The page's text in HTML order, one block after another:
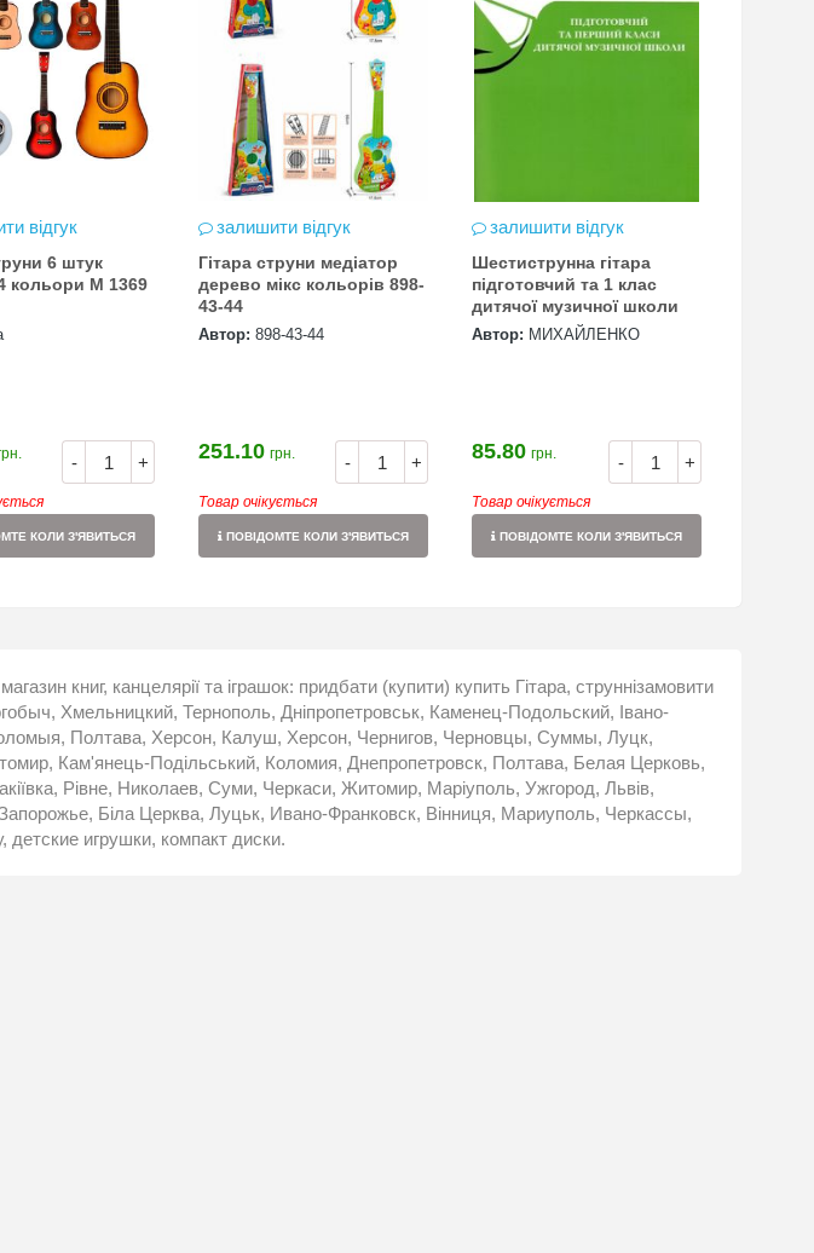
книг, канцелярії та іграшок: придбати (купити) купить Гітара, струннізамовити
Хмельницкий, Тернополь, Дніпропетровськ, Каменец-Подольский, Івано-
Полтава, Херсон, Калуш, Херсон, Чернигов, Черновцы, Суммы, Луцк,
Кам'янець-Подільський, Коломия, Днепропетровск, Полтава, Белая Церковь,
Рівне, Николаев, Суми, Черкаси, Житомир, Маріуполь, Ужгород, Львів,
Запорожье, Біла Церква, Луцьк, Ивано-Франковск, Вінниця, Мариуполь, Черкассы,
детские игрушки, компакт диски.
відгук
6 штук
кольори M 1369
- +
КОЛИ З'ЯВИТЬСЯ
залишити відгук
Гітара струни медіатор
дерево мікс кольорів 898-
43-44
Автор: 898-43-44
- +
251.10 грн.
Товар очікується
ПОВІДОМТЕ КОЛИ З'ЯВИТЬСЯ
залишити відгук
Шестиструнна гітара
підготовчий та 1 клас
дитячої музичної школи
Автор: МИХАЙЛЕНКО
- +
85.80 грн.
Товар очікується
ПОВІДОМТЕ КОЛИ З'ЯВИТЬСЯ